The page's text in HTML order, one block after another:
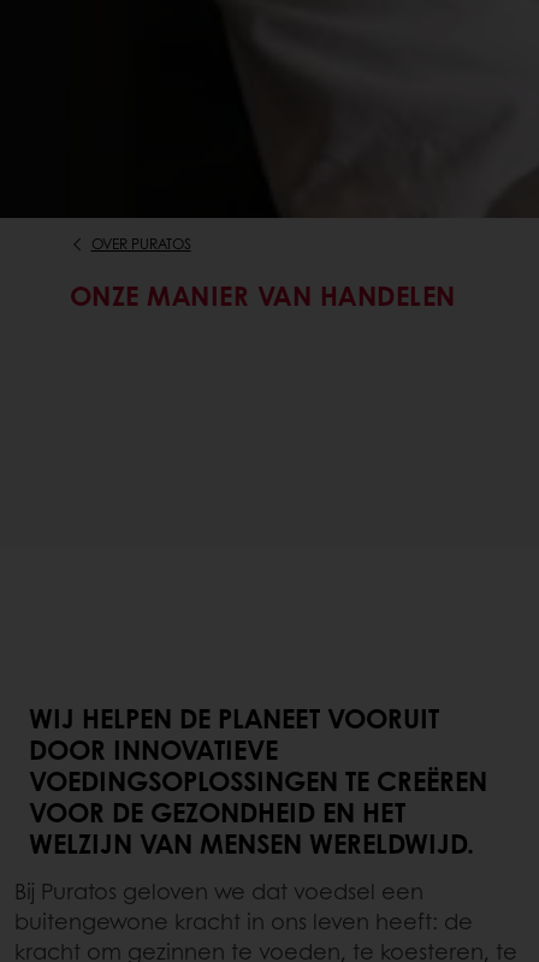
OVER PURATOS
ONZE MANIER VAN HANDELEN
WIJ HELPEN DE PLANEET VOORUIT
DOOR INNOVATIEVE
VOEDINGSOPLOSSINGEN TE CREËREN
VOOR DE GEZONDHEID EN HET
WELZIJN VAN MENSEN WERELDWIJD.
Bij Puratos geloven we dat voedsel een
buitengewone kracht in ons leven heeft: de
kracht om gezinnen te voeden, te koesteren, te